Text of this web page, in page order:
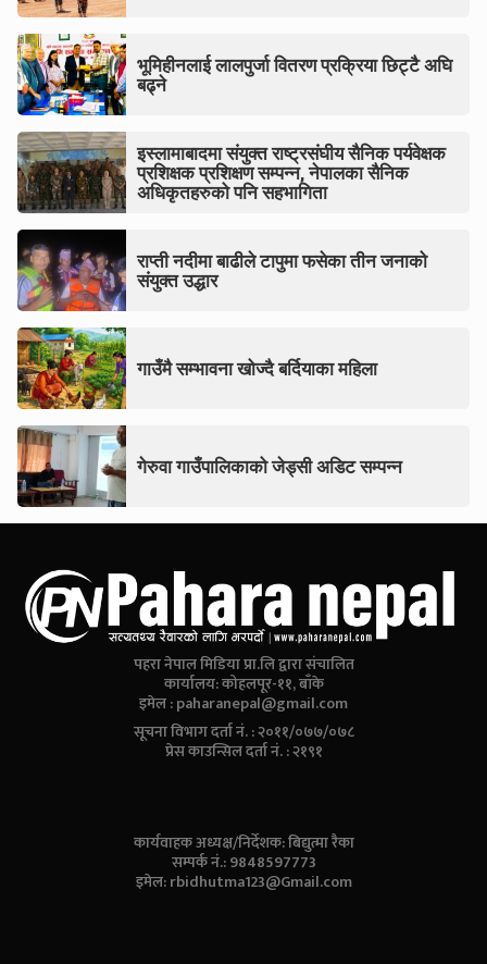
भूमिहीनलाई लालपुर्जा वितरण प्रक्रिया छिट्टै अघि
बढ्ने
इस्लामाबादमा संयुक्त राष्ट्रसंघीय सैनिक पर्यवेक्षक
प्रशिक्षक प्रशिक्षण सम्पन्न, नेपालका सैनिक
अधिकृतहरुको पनि सहभागिता
राप्ती नदीमा बाढीले टापुमा फसेका तीन जनाको
संयुक्त उद्धार
गाउँमै सम्भावना खोज्दै बर्दियाका महिला
गेरुवा गाउँपालिकाको जेड्सी अडिट सम्पन्न
पहरा नेपाल मिडिया प्रा.लि द्वारा संचालित
कार्यालय: कोहलपूर-११, बाँके
इमेल :paharanepal@gmail.com
सूचना विभाग दर्ता नं. : २०११/०७७/०७८
प्रेस काउन्सिल दर्ता नं. : २१९१
कार्यवाहक अध्यक्ष/निर्देशक: बिद्युत्मा रैका
सम्पर्क नं.: 9848597773
इमेल:rbidhutma123@Gmail.com